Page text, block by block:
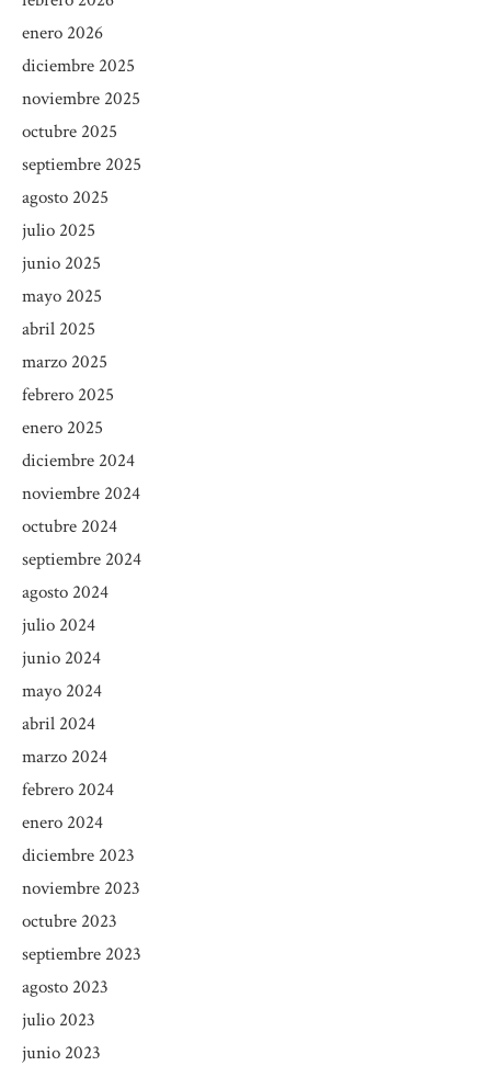
enero 2026
diciembre 2025
noviembre 2025
octubre 2025
septiembre 2025
agosto 2025
julio 2025
junio 2025
mayo 2025
abril 2025
marzo 2025
febrero 2025
enero 2025
diciembre 2024
noviembre 2024
octubre 2024
septiembre 2024
agosto 2024
julio 2024
junio 2024
mayo 2024
abril 2024
marzo 2024
febrero 2024
enero 2024
diciembre 2023
noviembre 2023
octubre 2023
septiembre 2023
agosto 2023
julio 2023
junio 2023